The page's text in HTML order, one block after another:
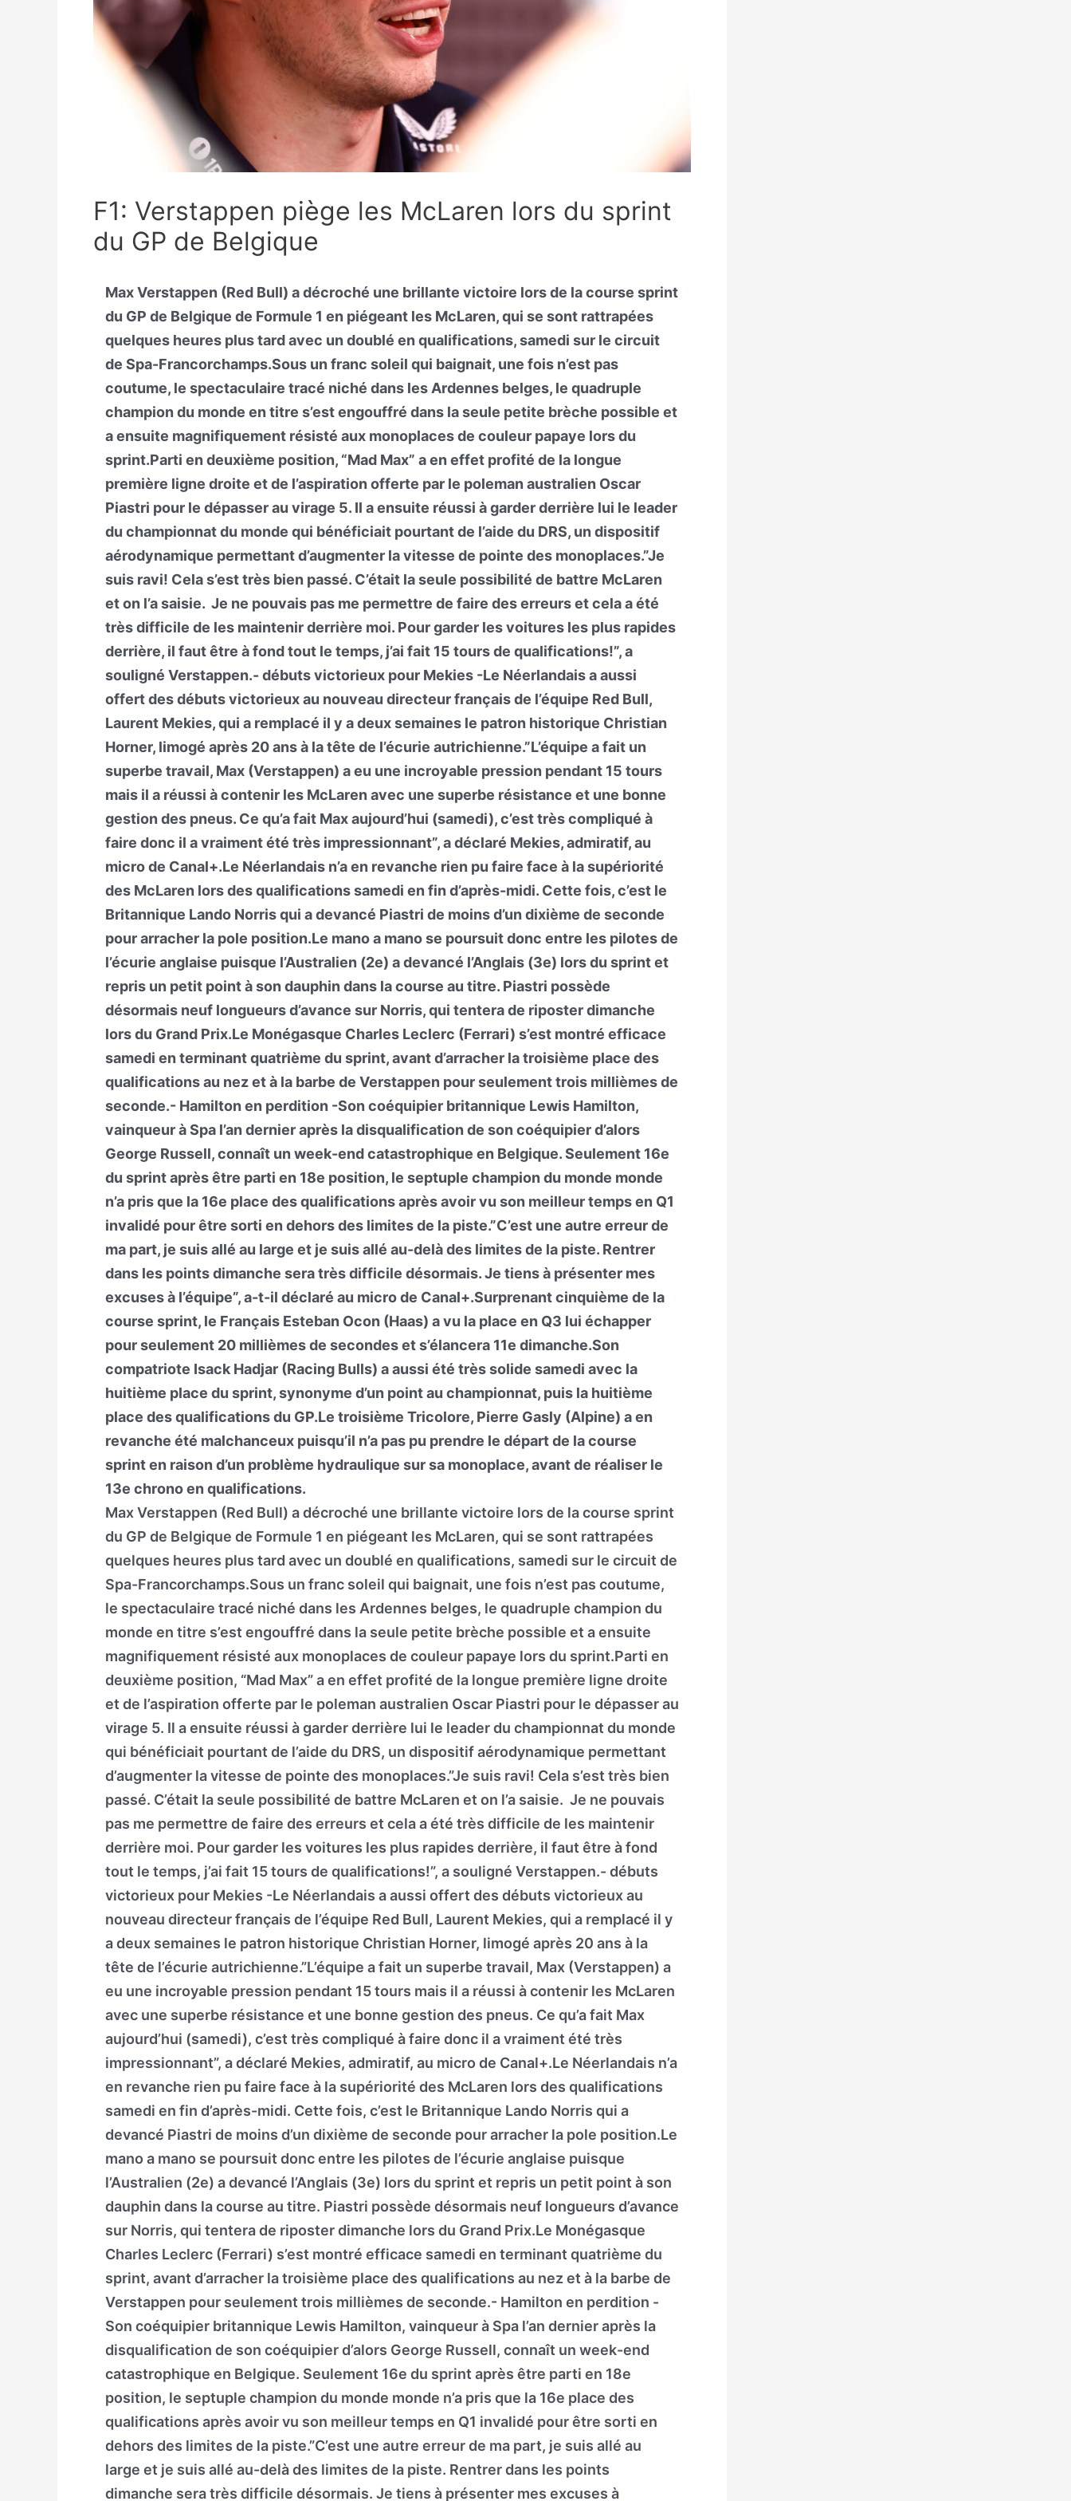
F1: Verstappen piège les McLaren lors du sprint
du GP de Belgique
Max Verstappen (Red Bull) a décroché une brillante victoire lors de la course sprint
du GP de Belgique de Formule 1 en piégeant les McLaren, qui se sont rattrapées
quelques heures plus tard avec un doublé en qualifications, samedi sur le circuit
de Spa-Francorchamps.Sous un franc soleil qui baignait, une fois n’est pas
coutume, le spectaculaire tracé niché dans les Ardennes belges, le quadruple
champion du monde en titre s’est engouffré dans la seule petite brèche possible et
a ensuite magnifiquement résisté aux monoplaces de couleur papaye lors du
sprint.Parti en deuxième position, “Mad Max” a en effet profité de la longue
première ligne droite et de l’aspiration offerte par le poleman australien Oscar
Piastri pour le dépasser au virage 5. Il a ensuite réussi à garder derrière lui le leader
du championnat du monde qui bénéficiait pourtant de l’aide du DRS, un dispositif
aérodynamique permettant d’augmenter la vitesse de pointe des monoplaces.”Je
suis ravi! Cela s’est très bien passé. C’était la seule possibilité de battre McLaren
et on l’a saisie. Je ne pouvais pas me permettre de faire des erreurs et cela a été
très difficile de les maintenir derrière moi. Pour garder les voitures les plus rapides
derrière, il faut être à fond tout le temps, j’ai fait 15 tours de qualifications!”, a
souligné Verstappen.- débuts victorieux pour Mekies -Le Néerlandais a aussi
offert des débuts victorieux au nouveau directeur français de l’équipe Red Bull,
Laurent Mekies, qui a remplacé il y a deux semaines le patron historique Christian
Horner, limogé après 20 ans à la tête de l’écurie autrichienne.”L’équipe a fait un
superbe travail, Max (Verstappen) a eu une incroyable pression pendant 15 tours
mais il a réussi à contenir les McLaren avec une superbe résistance et une bonne
gestion des pneus. Ce qu’a fait Max aujourd’hui (samedi), c’est très compliqué à
faire donc il a vraiment été très impressionnant”, a déclaré Mekies, admiratif, au
micro de Canal+.Le Néerlandais n’a en revanche rien pu faire face à la supériorité
des McLaren lors des qualifications samedi en fin d’après-midi. Cette fois, c’est le
Britannique Lando Norris qui a devancé Piastri de moins d’un dixième de seconde
pour arracher la pole position.Le mano a mano se poursuit donc entre les pilotes de
l’écurie anglaise puisque l’Australien (2e) a devancé l’Anglais (3e) lors du sprint et
repris un petit point à son dauphin dans la course au titre. Piastri possède
désormais neuf longueurs d’avance sur Norris, qui tentera de riposter dimanche
lors du Grand Prix.Le Monégasque Charles Leclerc (Ferrari) s’est montré efficace
samedi en terminant quatrième du sprint, avant d’arracher la troisième place des
qualifications au nez et à la barbe de Verstappen pour seulement trois millièmes de
seconde.- Hamilton en perdition -Son coéquipier britannique Lewis Hamilton,
vainqueur à Spa l’an dernier après la disqualification de son coéquipier d’alors
George Russell, connaît un week-end catastrophique en Belgique. Seulement 16e
du sprint après être parti en 18e position, le septuple champion du monde monde
n’a pris que la 16e place des qualifications après avoir vu son meilleur temps en Q1
invalidé pour être sorti en dehors des limites de la piste.”C’est une autre erreur de
ma part, je suis allé au large et je suis allé au-delà des limites de la piste. Rentrer
dans les points dimanche sera très difficile désormais. Je tiens à présenter mes
excuses à l’équipe”, a-t-il déclaré au micro de Canal+.Surprenant cinquième de la
course sprint, le Français Esteban Ocon (Haas) a vu la place en Q3 lui échapper
pour seulement 20 millièmes de secondes et s’élancera 11e dimanche.Son
compatriote Isack Hadjar (Racing Bulls) a aussi été très solide samedi avec la
huitième place du sprint, synonyme d’un point au championnat, puis la huitième
place des qualifications du GP.Le troisième Tricolore, Pierre Gasly (Alpine) a en
revanche été malchanceux puisqu’il n’a pas pu prendre le départ de la course
sprint en raison d’un problème hydraulique sur sa monoplace, avant de réaliser le
13e chrono en qualifications.
Max Verstappen (Red Bull) a décroché une brillante victoire lors de la course sprint
du GP de Belgique de Formule 1 en piégeant les McLaren, qui se sont rattrapées
quelques heures plus tard avec un doublé en qualifications, samedi sur le circuit de
Spa-Francorchamps.Sous un franc soleil qui baignait, une fois n’est pas coutume,
le spectaculaire tracé niché dans les Ardennes belges, le quadruple champion du
monde en titre s’est engouffré dans la seule petite brèche possible et a ensuite
magnifiquement résisté aux monoplaces de couleur papaye lors du sprint.Parti en
deuxième position, “Mad Max” a en effet profité de la longue première ligne droite
et de l’aspiration offerte par le poleman australien Oscar Piastri pour le dépasser au
virage 5. Il a ensuite réussi à garder derrière lui le leader du championnat du monde
qui bénéficiait pourtant de l’aide du DRS, un dispositif aérodynamique permettant
d’augmenter la vitesse de pointe des monoplaces.”Je suis ravi! Cela s’est très bien
passé. C’était la seule possibilité de battre McLaren et on l’a saisie. Je ne pouvais
pas me permettre de faire des erreurs et cela a été très difficile de les maintenir
derrière moi. Pour garder les voitures les plus rapides derrière, il faut être à fond
tout le temps, j’ai fait 15 tours de qualifications!”, a souligné Verstappen.- débuts
victorieux pour Mekies -Le Néerlandais a aussi offert des débuts victorieux au
nouveau directeur français de l’équipe Red Bull, Laurent Mekies, qui a remplacé il y
a deux semaines le patron historique Christian Horner, limogé après 20 ans à la
tête de l’écurie autrichienne.”L’équipe a fait un superbe travail, Max (Verstappen) a
eu une incroyable pression pendant 15 tours mais il a réussi à contenir les McLaren
avec une superbe résistance et une bonne gestion des pneus. Ce qu’a fait Max
aujourd’hui (samedi), c’est très compliqué à faire donc il a vraiment été très
impressionnant”, a déclaré Mekies, admiratif, au micro de Canal+.Le Néerlandais n’a
en revanche rien pu faire face à la supériorité des McLaren lors des qualifications
samedi en fin d’après-midi. Cette fois, c’est le Britannique Lando Norris qui a
devancé Piastri de moins d’un dixième de seconde pour arracher la pole position.Le
mano a mano se poursuit donc entre les pilotes de l’écurie anglaise puisque
l’Australien (2e) a devancé l’Anglais (3e) lors du sprint et repris un petit point à son
dauphin dans la course au titre. Piastri possède désormais neuf longueurs d’avance
sur Norris, qui tentera de riposter dimanche lors du Grand Prix.Le Monégasque
Charles Leclerc (Ferrari) s’est montré efficace samedi en terminant quatrième du
sprint, avant d’arracher la troisième place des qualifications au nez et à la barbe de
Verstappen pour seulement trois millièmes de seconde.- Hamilton en perdition -
Son coéquipier britannique Lewis Hamilton, vainqueur à Spa l’an dernier après la
disqualification de son coéquipier d’alors George Russell, connaît un week-end
catastrophique en Belgique. Seulement 16e du sprint après être parti en 18e
position, le septuple champion du monde monde n’a pris que la 16e place des
qualifications après avoir vu son meilleur temps en Q1 invalidé pour être sorti en
dehors des limites de la piste.”C’est une autre erreur de ma part, je suis allé au
large et je suis allé au-delà des limites de la piste. Rentrer dans les points
dimanche sera très difficile désormais. Je tiens à présenter mes excuses à